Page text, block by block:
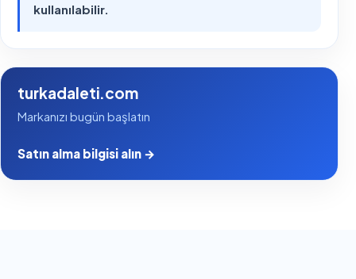
kullanılabilir.
turkadaleti.com
Markanızı bugün başlatın
Satın alma bilgisi alın →